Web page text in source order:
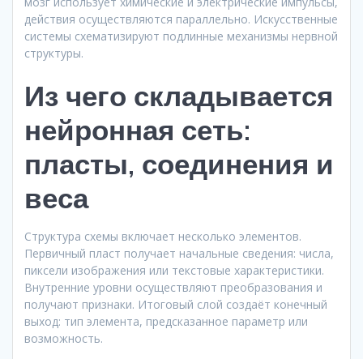
действия осуществляются параллельно. Искусственные
системы схематизируют подлинные механизмы нервной
структуры.
Из чего складывается
нейронная сеть:
пласты, соединения и
веса
Структура схемы включает несколько элементов.
Первичный пласт получает начальные сведения: числа,
пиксели изображения или текстовые характеристики.
Внутренние уровни осуществляют преобразования и
получают признаки. Итоговый слой создаёт конечный
выход: тип элемента, предсказанное параметр или
возможность.